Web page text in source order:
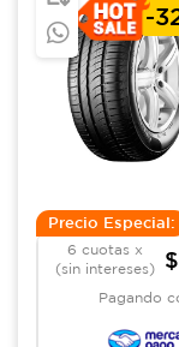
-
Precio Especial:
6 cuotas x
(sin intereses)
Pagando